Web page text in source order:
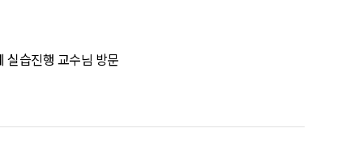
실습진행 교수님 방문